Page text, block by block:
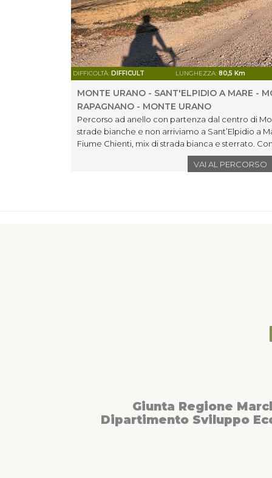
DIFFICOLTÀ: DIFFICULT LUNGHEZZA:80,5 Km
MONTE URANO - SANT'ELPIDIO A MARE -
RAPAGNANO - MONTE URANO
Percorso ad anello con partenza dal centro di
strade bianche e non arriviamo a Sant’Elpidio a
Fiume Chienti, mix di strada bianca e sterrato.
direzione Monte San Pietrangeli, Rapagnano,
VAI AL PERCORSO
Giunta Regione
Dipartimento Sviluppo